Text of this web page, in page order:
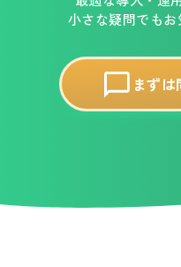
小さな疑問でもお
まず